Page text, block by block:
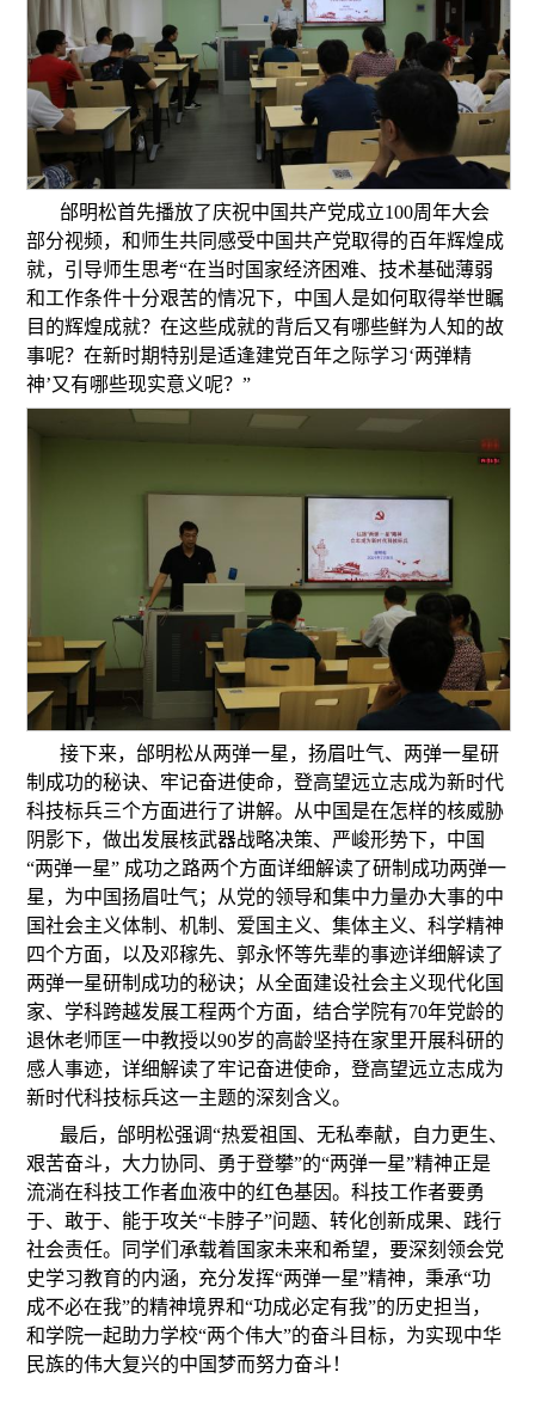
邰明松首先播放了庆祝中国共产党成立100周年大会
部分视频，和师生共同感受中国共产党取得的百年辉煌成
就，引导师生思考“在当时国家经济困难、技术基础薄弱
和工作条件十分艰苦的情况下，中国人是如何取得举世瞩
目的辉煌成就？在这些成就的背后又有哪些鲜为人知的故
事呢？在新时期特别是适逢建党百年之际学习‘两弹精
神’又有哪些现实意义呢？”
接下来，邰明松从两弹一星，扬眉吐气、两弹一星研
制成功的秘诀、牢记奋进使命，登高望远立志成为新时代
科技标兵三个方面进行了讲解。从中国是在怎样的核威胁
阴影下，做出发展核武器战略决策、严峻形势下，中国
“两弹一星” 成功之路两个方面详细解读了研制成功两弹一
星，为中国扬眉吐气；从党的领导和集中力量办大事的中
国社会主义体制、机制、爱国主义、集体主义、科学精神
四个方面，以及邓稼先、郭永怀等先辈的事迹详细解读了
两弹一星研制成功的秘诀；从全面建设社会主义现代化国
家、学科跨越发展工程两个方面，结合学院有70年党龄的
退休老师匡一中教授以90岁的高龄坚持在家里开展科研的
感人事迹，详细解读了牢记奋进使命，登高望远立志成为
新时代科技标兵这一主题的深刻含义。
最后，邰明松强调“热爱祖国、无私奉献，自力更生、
艰苦奋斗，大力协同、勇于登攀”的“两弹一星”精神正是
流淌在科技工作者血液中的红色基因。科技工作者要勇
于、敢于、能于攻关“卡脖子”问题、转化创新成果、践行
社会责任。同学们承载着国家未来和希望，要深刻领会党
史学习教育的内涵，充分发挥“两弹一星”精神，秉承“功
成不必在我”的精神境界和“功成必定有我”的历史担当，
和学院一起助力学校“两个伟大”的奋斗目标，为实现中华
民族的伟大复兴的中国梦而努力奋斗！